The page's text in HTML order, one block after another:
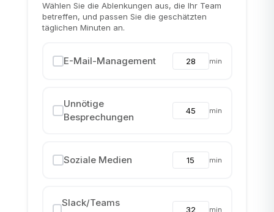
Wählen Sie die Ablenkungen aus, die Ihr Team
betreffen, und passen Sie die geschätzten
täglichen Minuten an.
E-Mail-Management min
Unnötige
Besprechungen
min
Soziale Medien min
Slack/Teams
min